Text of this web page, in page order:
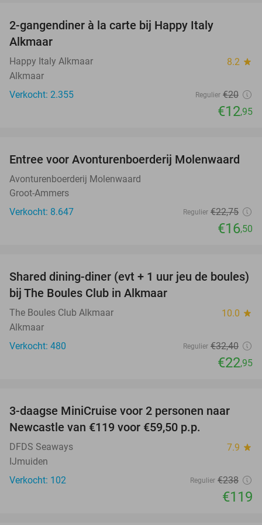
2-gangendiner à la carte bij Happy Italy
Alkmaar
Happy Italy Alkmaar 8.2 star
Alkmaar
Verkocht: 2.355
Regulier €20
€12,95
27%
Entree voor Avonturenboerderij Molenwaard
Avonturenboerderij Molenwaard
Groot-Ammers
Verkocht: 8.647
Regulier €22,75
€16,50
29%
Shared dining-diner (evt + 1 uur jeu de boules)
bij The Boules Club in Alkmaar
The Boules Club Alkmaar 10.0 star
Alkmaar
Verkocht: 480
Regulier €32,40
€22,95
50%
3-daagse MiniCruise voor 2 personen naar
Newcastle van €119 voor €59,50 p.p.
DFDS Seaways 7.9 star
IJmuiden
Verkocht: 102
Regulier €238
€119